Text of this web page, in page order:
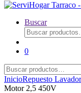
Buscar
Buscar
por:
0
Buscar
por:
InicioRepuesto
Motor 2,5 450V